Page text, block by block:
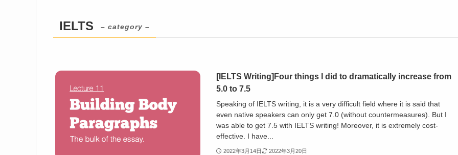
IELTS – category –
[IELTS Writing]Four things I did to dramatically increase from
5.0 to 7.5
Speaking of IELTS writing, it is a very difficult field where it is said that
even native speakers can only get 7.0 (without countermeasures). But I
was able to get 7.5 with IELTS writing! Moreover, it is extremely cost-
effective. I have...
2022年3月14日 2022年3月20日